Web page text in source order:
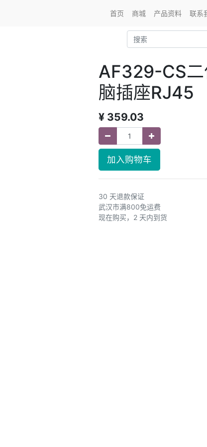
首页 商城 产品资料 联系
AF329-CS
脑插座RJ45
¥ 359.03
加入购物车
30 天退款保证
武汉市满800免运费
现在购买，2 天内到货